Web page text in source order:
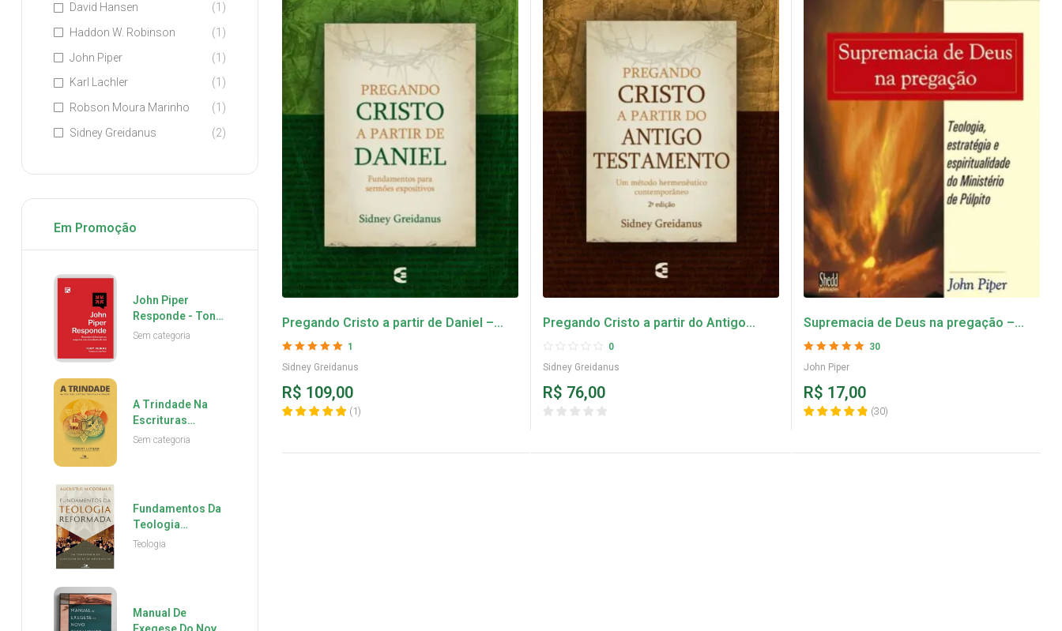
Pregando Cristo a partir de Daniel –
Sidney Greidanus
1
Sidney Greidanus
R$ 109,00
(1)
Pregando Cristo a partir do Antigo
Testamento – Sidney Greidanus
0
Sidney Greidanus
R$ 76,00
Supremacia de Deus na pregação –
John Piper 30
John Piper
R$ 17,00
(30)
David Hansen
(1)
Haddon W. Robinson
(1)
John Piper
(1)
Karl Lachler
(1)
Robson Moura Marinho
(1)
Sidney Greidanus
(2)
Em Promoção
John Piper
Responde - Tony
Reinke
Sem categoria
A Trindade Na
Escrituras
Historia Teologia
Sem categoria
Fundamentos Da
Teologia
Reformada -
Teologia
Manual De